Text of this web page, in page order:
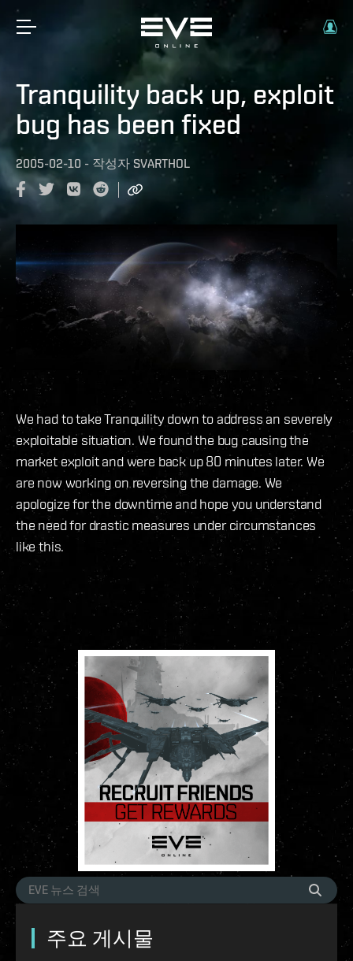
Tranquility back up, exploit
bug has been fixed
2005-02-10 - 작성자 SVARTHOL
We had to take Tranquility down to address an severely
exploitable situation. We found the bug causing the
market exploit and were back up 80 minutes later. We
are now working on reversing the damage. We
apologize for the downtime and hope you understand
the need for drastic measures under circumstances
like this.
주요 게시물